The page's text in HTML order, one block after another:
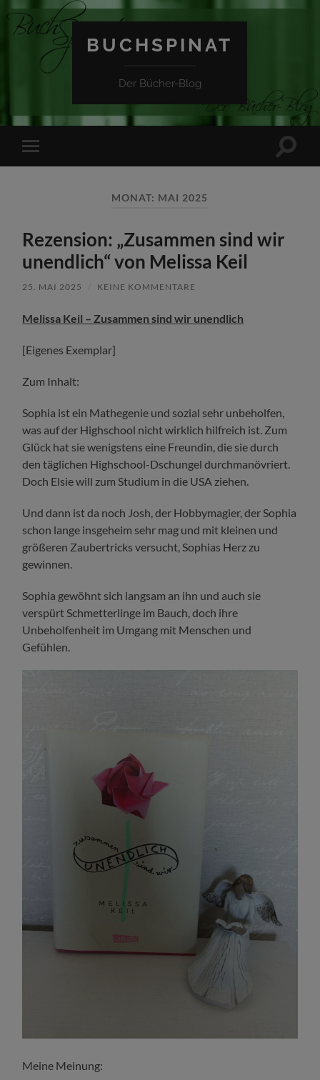
BUCHSPINAT
Der Bücher-Blog
Mobile-
Menü
MONAT: MAI 2025
Rezension: „Zusammen sind wir
unendlich“ von Melissa Keil
25. MAI 2025 KEINE KOMMENTARE
Melissa Keil – Zusammen sind wir unendlich
[Eigenes Exemplar]
Zum Inhalt:
Sophia ist ein Mathegenie und sozial sehr unbeholfen,
was auf der Highschool nicht wirklich hilfreich ist. Zum
Glück hat sie wenigstens eine Freundin, die sie durch
den täglichen Highschool-Dschungel durchmanövriert.
Doch Elsie will zum Studium in die USA ziehen.
Und dann ist da noch Josh, der Hobbymagier, der Sophia
schon lange insgeheim sehr mag und mit kleinen und
größeren Zaubertricks versucht, Sophias Herz zu
gewinnen.
Sophia gewöhnt sich langsam an ihn und auch sie
verspürt Schmetterlinge im Bauch, doch ihre
Unbeholfenheit im Umgang mit Menschen und
Gefühlen.
Meine Meinung: